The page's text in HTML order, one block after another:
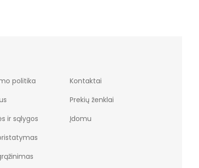
politika
ir sąlygos
Kontaktai
Prekių ženklai
Įdomu